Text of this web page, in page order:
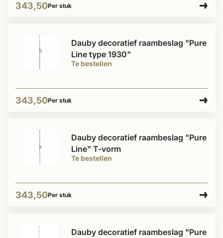
343,50Per stuk
Te bestellen
Dauby decoratief raambeslag "Pure
Line type 1930"
343,50Per stuk
Te bestellen
Dauby decoratief raambeslag "Pure
Line" T-vorm
343,50Per stuk
Dauby decoratief raambeslag "Pure